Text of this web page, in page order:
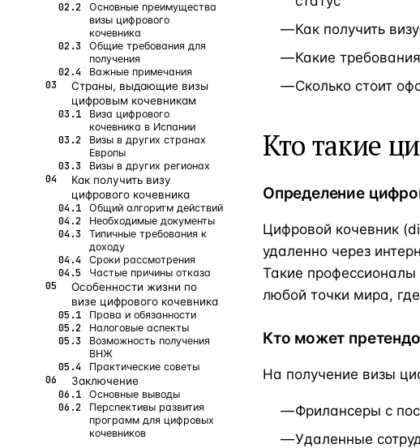
Основные преимущества
визы цифрового
кочевника
Общие требования для
получения
Важные примечания
Страны, выдающие визы
цифровым кочевникам
Виза цифрового
кочевника в Испании
Визы в других странах
Европы
Визы в других регионах
Как получить визу
цифрового кочевника
Общий алгоритм действий
Необходимые документы
Типичные требования к
доходу
Сроки рассмотрения
Частые причины отказа
Особенности жизни по
визе цифрового кочевника
Права и обязанности
Налоговые аспекты
Возможность получения
ВНЖ
Практические советы
Заключение
Основные выводы
Перспективы развития
программ для цифровых
кочевников
Как получить
Какие
Сколько стоит
Кто такие
Определение
Цифровой кочевник
удаленно через
Такие профессионалы
любой точки мира,
Кто может
На получение визы
Фрилансеры с
Удаленные